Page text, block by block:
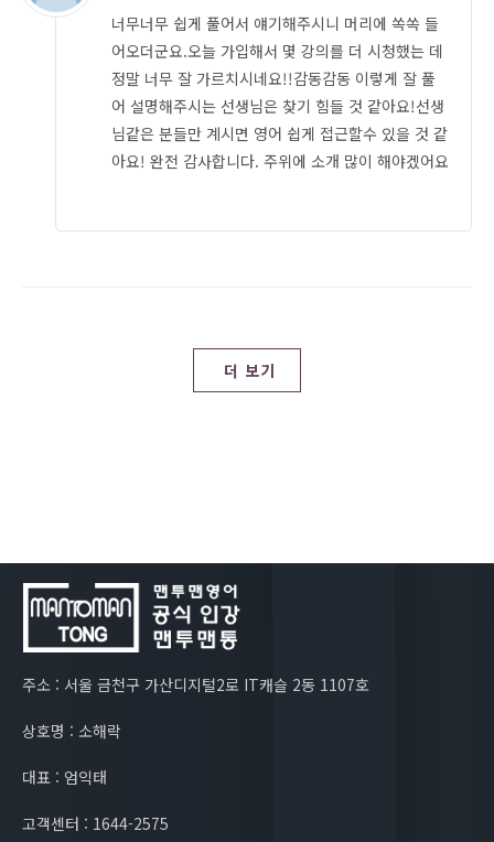
너무너무 쉽게 풀어서 얘기해주시니 머리에 쏙쏙 들
어오더군요.오늘 가입해서 몇 강의를 더 시청했는 데
정말 너무 잘 가르치시네요!!감동감동 이렇게 잘 풀
어 설명해주시는 선생님은 찾기 힘들 것 같아요!선생
님같은 분들만 계시면 영어 쉽게 접근할수 있을 것 같
아요! 완전 감사합니다. 주위에 소개 많이 해야겠어요
더 보기
주소 : 서울 금천구 가산디지털2로 IT캐슬 2동 1107호
상호명 : 소해락
대표 : 엄익태
고객센터 : 1644-2575